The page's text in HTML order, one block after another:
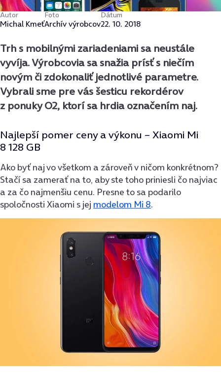
Autor
Michal Kmeť
Foto
Archív výrobcov
Dátum
22. 10. 2018
Trh s mobilnými zariadeniami sa neustále
vyvíja. Výrobcovia sa snažia prísť s niečím
novým či zdokonaliť jednotlivé parametre.
Vybrali sme pre vás šesticu rekordérov
z ponuky O2, ktorí sa hrdia označením naj.
Najlepší pomer ceny a výkonu – Xiaomi Mi
8 128 GB
Ako byť naj vo všetkom a zároveň v ničom konkrétnom?
Stačí sa zamerať na to, aby ste toho priniesli čo najviac
a za čo najmenšiu cenu. Presne to sa podarilo
spoločnosti Xiaomi s jej modelom Mi 8.